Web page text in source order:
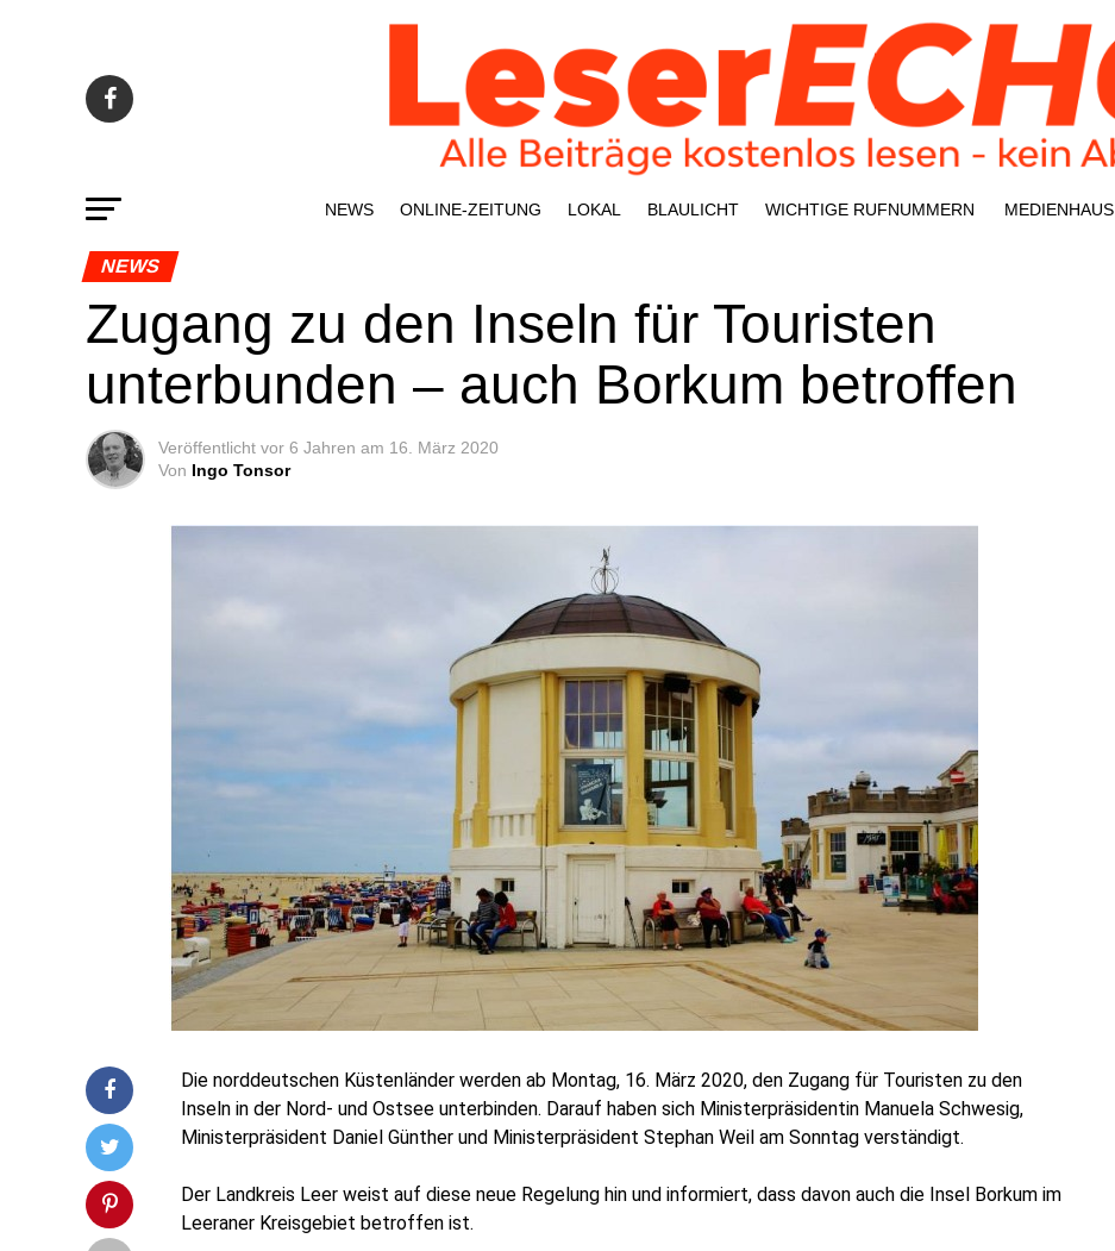
NEWS ONLINE-ZEI­­TUNG LOKAL BLAU­LICHT WICH­TI­GE RUFNUMMERN MEDI­EN­HAUS
NEWS
Zugang zu den Inseln für Tou­ris­ten
unter­bun­den – auch Bor­kum betroffen
Veröffentlicht vor 6 Jahren am 16. März 2020
Von Ingo Tonsor
Die nord­deut­schen Küs­ten­län­der wer­den ab Mon­tag, 16. März 2020, den Zugang für Tou­ris­ten zu den
Inseln in der Nord- und Ost­see unter­bin­den. Dar­auf haben sich Minis­ter­prä­si­den­tin Manue­la Schwe­sig,
Minis­ter­prä­si­dent Dani­el Gün­ther und Minis­ter­prä­si­dent Ste­phan Weil am Sonn­tag verständigt.
Der Land­kreis Leer weist auf die­se neue Rege­lung hin und infor­miert, dass davon auch die Insel Bor­kum im
Leera­ner Kreis­ge­biet betrof­fen ist.